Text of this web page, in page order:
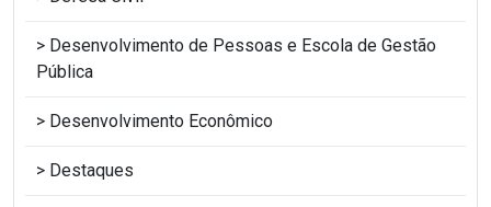
Desenvolvimento de Pessoas e Escola de Gestão
Pública
Desenvolvimento Econômico
Destaques